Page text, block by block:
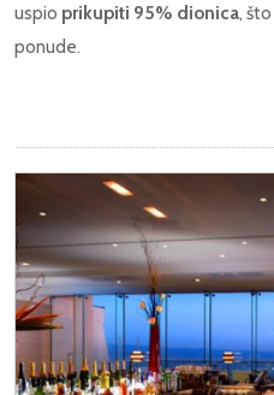
uspio prikupiti 95% dionica,
ponude.